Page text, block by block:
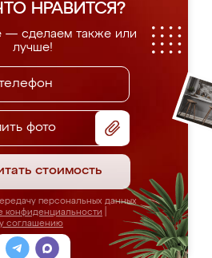
НРАВИТСЯ?
— сделаем также или
лучше!
фото
стоимость
персональных данных
конфиденциальности
соглашению